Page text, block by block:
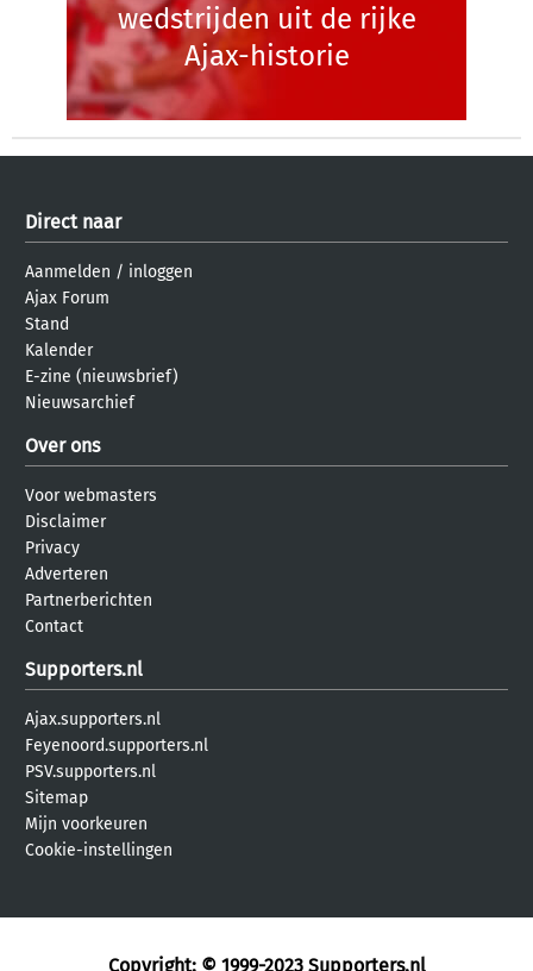
wedstrijden uit de rijke
Ajax-historie
Direct naar
Aanmelden / inloggen
Ajax Forum
Stand
Kalender
E-zine (nieuwsbrief)
Nieuwsarchief
Over ons
Voor webmasters
Disclaimer
Privacy
Adverteren
Partnerberichten
Contact
Supporters.nl
Ajax.supporters.nl
Feyenoord.supporters.nl
PSV.supporters.nl
Sitemap
Mijn voorkeuren
Cookie-instellingen
Copyright: © 1999-2023 Supporters.nl